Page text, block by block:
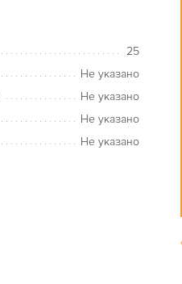
25
Не указано
Не указано
Не указано
Не указано